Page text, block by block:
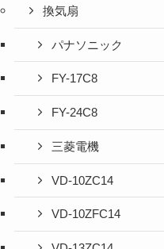
換気扇
パナソニック
FY-17C8
FY-24C8
三菱電機
VD-10ZC14
VD-10ZFC14